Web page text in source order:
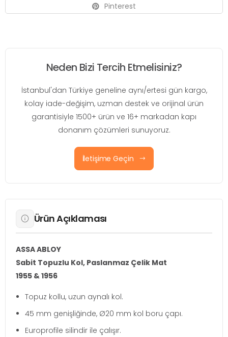
Pinterest
Neden Bizi Tercih Etmelisiniz?
İstanbul'dan Türkiye geneline aynı/ertesi gün kargo,
kolay iade-değişim, uzman destek ve orijinal ürün
garantisiyle 1500+ ürün ve 16+ markadan kapı
donanım çözümleri sunuyoruz.
İletişime Geçin
Ürün Açıklaması
ASSA ABLOY
Sabit Topuzlu Kol, Paslanmaz Çelik Mat
1955 & 1956
Topuz kollu, uzun aynalı kol.
45 mm genişliğinde, Ø20 mm kol boru çapı.
Europrofile silindir ile çalışır.